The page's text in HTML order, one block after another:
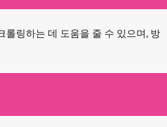
링하는 데 도움을 줄 수 있으며, 방